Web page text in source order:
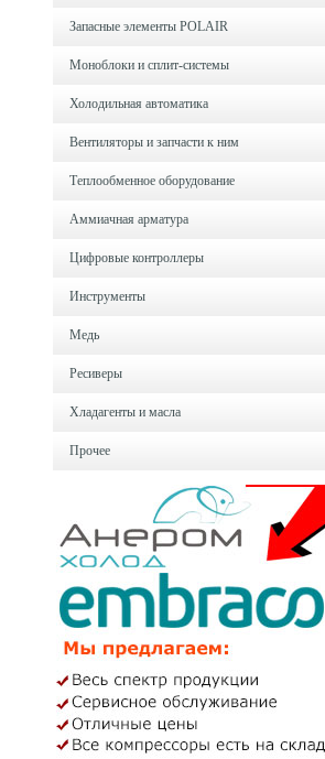
Запасные элементы POLAIR
Моноблоки и cплит-системы
Холодильная автоматика
Вентиляторы и запчасти к ним
Теплообменное оборудование
Аммиачная арматура
Цифровые контроллеры
Инструменты
Медь
Ресиверы
Хладагенты и масла
Прочее